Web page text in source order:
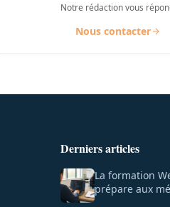
Notre rédaction vous
Nous contacter
Derniers articles
La formation
prépare aux